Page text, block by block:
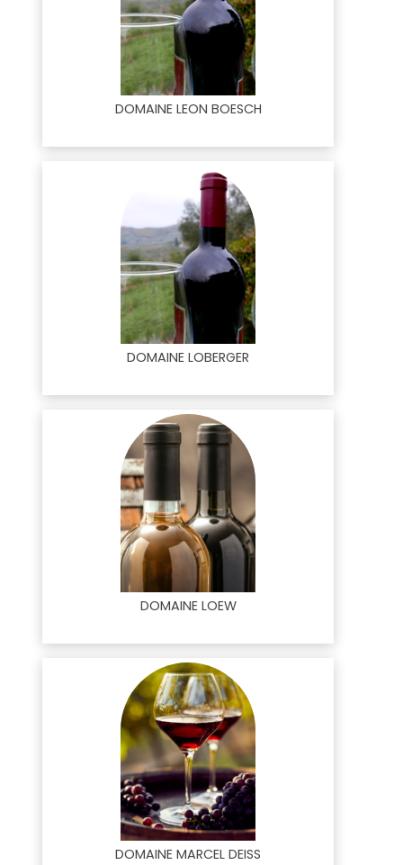
DOMAINE LEON BOESCH
DOMAINE LOBERGER
DOMAINE LOEW
DOMAINE MARCEL DEISS